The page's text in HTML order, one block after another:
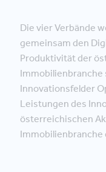
Die vier Verbände
gemeinsam den
Produktivität der
Immobilienbranche
Innovationsfelder
Leistungen des
österreichischen
Immobilienbranche